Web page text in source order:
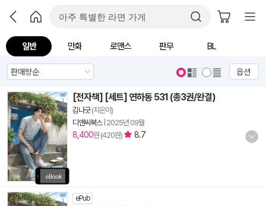
일반 만화 로맨스 판무 BL
옵션
[전자책] [세트] 연하동 531 (총3권/완결)
김나긋(지은이)
디앤씨북스| 2025년 09월
8,400원 (420원) 8.7
ePub